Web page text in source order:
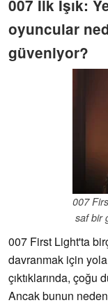
007 İlk Işık:
oyuncular
güveniyor?
007
saf bir
007 First Light'ta
davranmak için
çıktıklarında, çoğu
Ancak bunun